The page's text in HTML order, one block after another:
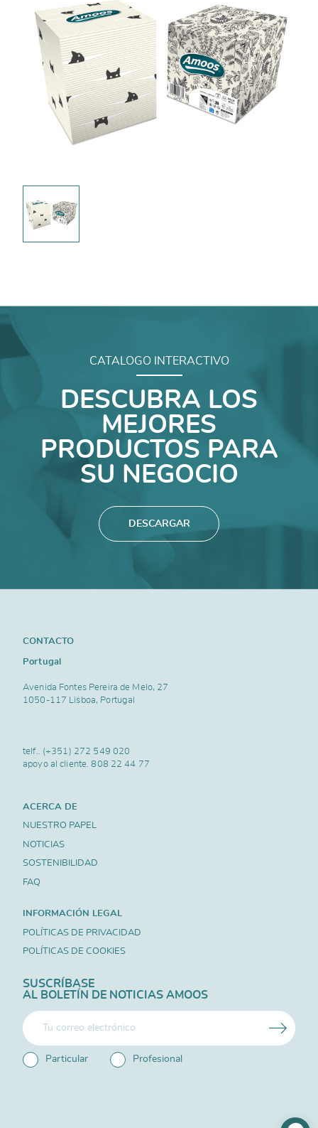
CATALOGO INTERACTIVO
DESCUBRA LOS
MEJORES
PRODUCTOS PARA
SU NEGOCIO
DESCARGAR
CONTACTO
Portugal
Avenida Fontes Pereira de Melo, 27
1050-117 Lisboa, Portugal
telf.. (+351) 272 549 020
apoyo al cliente.808 22 44 77
ACERCA DE
NUESTRO PAPEL
NOTICIAS
SOSTENIBILIDAD
FAQ
INFORMACIÓN LEGAL
POLÍTICAS DE PRIVACIDAD
POLÍTICAS DE COOKIES
SUSCRÍBASE
AL BOLETÍN DE NOTICIAS AMOOS
Particular Profesional